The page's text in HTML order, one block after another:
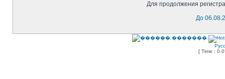
Для продолжения
До
[ Time :